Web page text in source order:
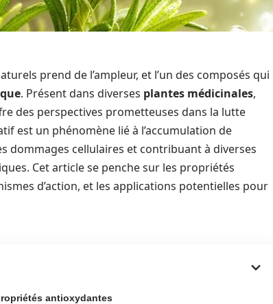
prend de l’ampleur, et l’un des composés qui
. Présent dans diverses plantes médicinales,
des perspectives prometteuses dans la lutte
est un phénomène lié à l’accumulation de
dommages cellulaires et contribuant à diverses
Cet article se penche sur les propriétés
d’action, et les applications potentielles pour
antioxydantes